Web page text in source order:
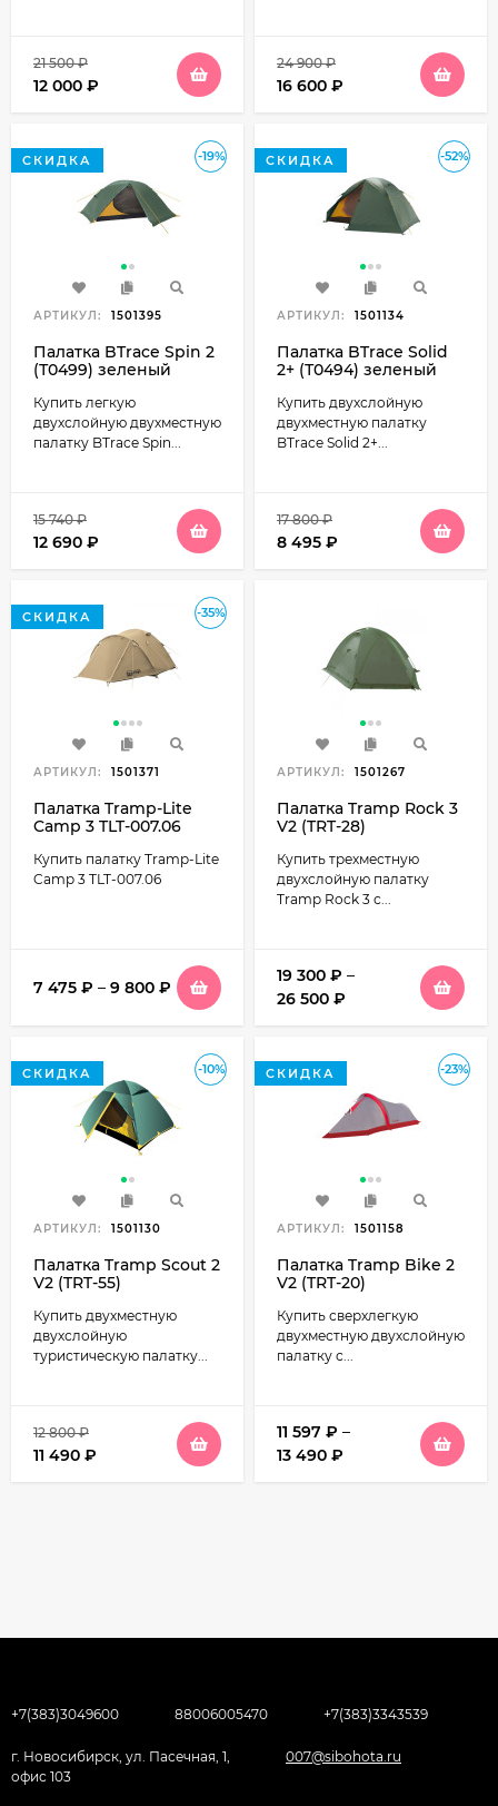
21 500₽
12 000 ₽
24 900₽
16 600 ₽
-19%
СКИДКА
АРТИКУЛ: 1501395
Палатка BTrace Spin 2
(Т0499) зеленый
Купить легкую
двухслойную двухместную
палатку BTrace Spin...
15 740₽
12 690 ₽
-52%
СКИДКА
АРТИКУЛ: 1501134
Палатка BTrace Solid
2+ (Т0494) зеленый
Купить двухслойную
двухместную палатку
BTrace Solid 2+...
17 800₽
8 495 ₽
-35%
СКИДКА
АРТИКУЛ: 1501371
Палатка Tramp-Lite
Camp 3 TLT-007.06
Купить палатку Tramp-Lite
Camp 3 TLT-007.06
7 475 ₽ – 9 800 ₽
АРТИКУЛ: 1501267
Палатка Tramp Rock 3
V2 (TRT-28)
Купить трехместную
двухслойную палатку
Tramp Rock 3 с...
19 300 ₽ –
26 500 ₽
-10%
СКИДКА
АРТИКУЛ: 1501130
Палатка Tramp Scout 2
V2 (TRT-55)
Купить двухместную
двухслойную
туристическую палатку...
12 800₽
11 490 ₽
-23%
СКИДКА
АРТИКУЛ: 1501158
Палатка Tramp Bike 2
V2 (TRT-20)
Купить сверхлегкую
двухместную двухслойную
палатку с...
11 597 ₽ –
13 490 ₽
+7(383)3049600 88006005470 +7(383)3343539
г. Новосибирск, ул. Пасечная, 1,
офис 103
007@sibohota.ru